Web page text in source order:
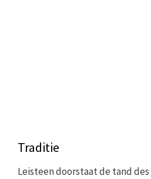
Traditie
Leisteen doorstaat de tand